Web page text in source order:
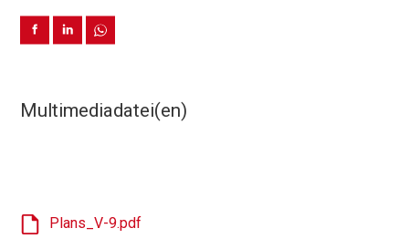
Multimediadatei(en)
Plans_V-9.pdf